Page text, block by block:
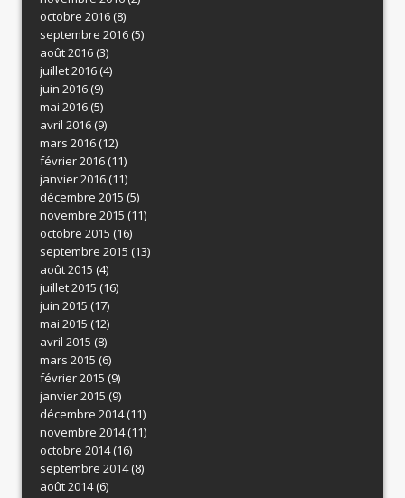
octobre 2016(8)
septembre 2016(5)
août 2016(3)
juillet 2016(4)
juin 2016(9)
mai 2016(5)
avril 2016(9)
mars 2016(12)
février 2016(11)
janvier 2016(11)
décembre 2015 (5)
novembre 2015 (11)
octobre 2015 (16)
septembre 2015 (13)
août 2015 (4)
juillet 2015 (16)
juin 2015 (17)
mai 2015 (12)
avril 2015 (8)
mars 2015 (6)
février 2015 (9)
janvier 2015 (9)
décembre 2014(11)
novembre 2014(11)
octobre 2014(16)
septembre 2014(8)
août 2014(6)